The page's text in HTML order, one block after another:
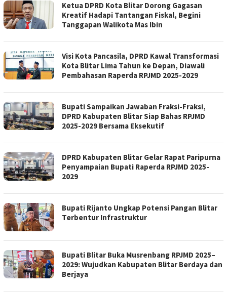
Ketua DPRD Kota Blitar Dorong Gagasan
Kreatif Hadapi Tantangan Fiskal, Begini
Tanggapan Walikota Mas Ibin
Visi Kota Pancasila, DPRD Kawal Transformasi
Kota Blitar Lima Tahun ke Depan, Diawali
Pembahasan Raperda RPJMD 2025-2029
Bupati Sampaikan Jawaban Fraksi-Fraksi,
DPRD Kabupaten Blitar Siap Bahas RPJMD
2025-2029 Bersama Eksekutif
DPRD Kabupaten Blitar Gelar Rapat Paripurna
Penyampaian Bupati Raperda RPJMD 2025-
2029
Bupati Rijanto Ungkap Potensi Pangan Blitar
Terbentur Infrastruktur
Bupati Blitar Buka Musrenbang RPJMD 2025–
2029: Wujudkan Kabupaten Blitar Berdaya dan
Berjaya